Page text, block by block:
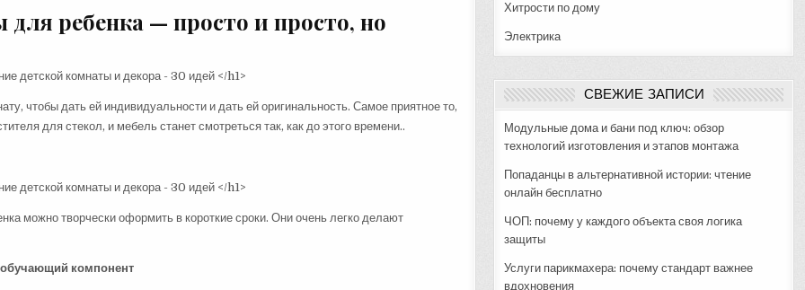
ребенка — просто и просто, но
чтобы дать ей индивидуальности и дать ей оригинальность. Самое приятное то,
для стекол, и мебель станет смотреться так, как до этого времени..
можно творчески оформить в короткие сроки. Они очень легко делают
компонент
Хитрости по дому
Электрика
СВЕЖИЕ ЗАПИСИ
Модульные дома и бани под ключ: обзор
технологий изготовления и этапов монтажа
Попаданцы в альтернативной истории: чтение
онлайн бесплатно
ЧОП: почему у каждого объекта своя логика
защиты
Услуги парикмахера: почему стандарт важнее
вдохновения